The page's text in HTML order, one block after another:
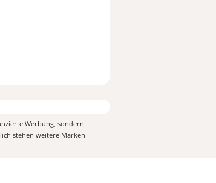
Werbung, sondern
stehen weitere Marken